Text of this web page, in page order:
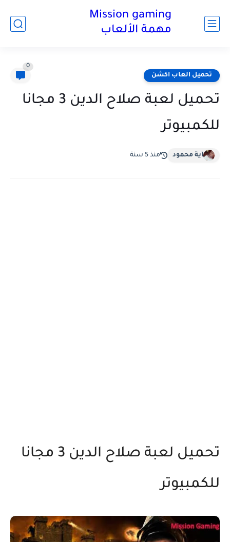
Mission gaming
مهمة الألعاب
تحميل العاب اكشن
0
تحميل لعبة صلاح الدين 3 مجانا
للكمبيوتر
آية محمود منذ 5 سنة
تحميل لعبة صلاح الدين 3 مجانا
للكمبيوتر